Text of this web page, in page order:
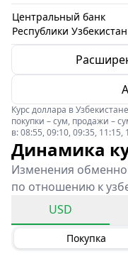
Центральный банк
Республики Узбекистан
Курс доллара в
покупки – сум, продажи –
в: 08:55, 09:10, 09:35, 11:15,
Динамика
Изменения
по отношению к
USD
Покупка